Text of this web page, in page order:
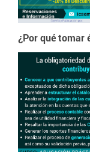
¿Por qué tomar